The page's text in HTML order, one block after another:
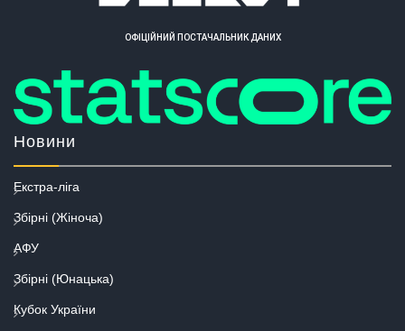
ОФІЦІЙНИЙ ПОСТАЧАЛЬНИК ДАНИХ
Новини
Екстра-ліга
Збірні (Жіноча)
АФУ
Збірні (Юнацька)
Кубок України